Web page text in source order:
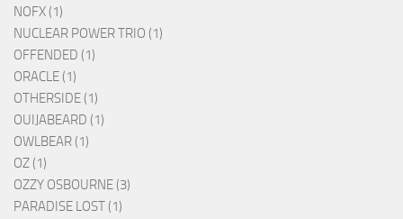
NOFX (1)
NUCLEAR POWER TRIO (1)
OFFENDED (1)
ORACLE (1)
OTHERSIDE (1)
OUIJABEARD (1)
OWLBEAR (1)
OZ (1)
OZZY OSBOURNE (3)
PARADISE LOST (1)